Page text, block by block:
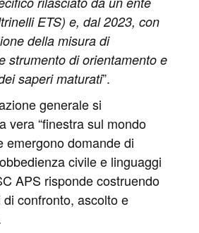
ETS) e, dal 2023, con
della misura di
strumento di orientamento e
saperi maturati”.
generale si
vera “finestra sul mondo
emergono domande di
civile e linguaggi
APS risponde costruendo
confronto, ascolto e